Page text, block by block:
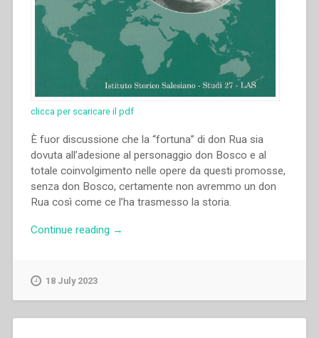
clicca per scaricare il pdf
È fuor discussione che la “fortuna” di don Rua sia
dovuta all’adesione al personaggio don Bosco e al
totale coinvolgimento nelle opere da questi promosse,
senza don Bosco, certamente non avremmo un don
Rua così come ce l’ha trasmesso la storia.
Continue reading “Francesco
→
18 July 2023